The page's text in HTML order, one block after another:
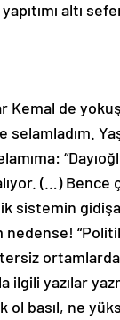
altı
Kemal de
(…)
sistemin
nedense!
yazılar
ol basıl, ne